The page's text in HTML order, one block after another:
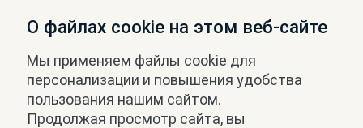
О файлах cookie на этом веб-сайте
Мы применяем файлы cookie для
персонализации и повышения удобства
пользования нашим сайтом.
Продолжая просмотр сайта, вы